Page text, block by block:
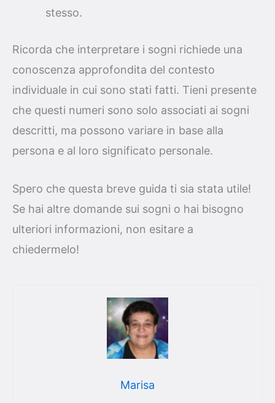
stesso.
Ricorda che interpretare i sogni richiede una
conoscenza approfondita del contesto
individuale in cui sono stati fatti. Tieni presente
che questi numeri sono solo associati ai sogni
descritti, ma possono variare in base alla
persona e al loro significato personale.
Spero che questa breve guida ti sia stata utile!
Se hai altre domande sui sogni o hai bisogno
ulteriori informazioni, non esitare a
chiedermelo!
Marisa